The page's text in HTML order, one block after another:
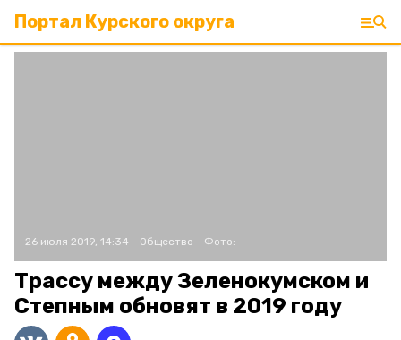
Портал Курского округа
26 июля 2019, 14:34 Общество Фото:
Трассу между Зеленокумском и
Степным обновят в 2019 году